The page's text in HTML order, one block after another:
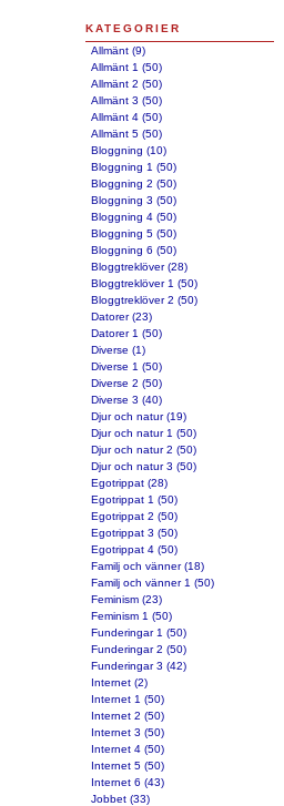
KATEGORIER
Allmänt (9)
Allmänt 1 (50)
Allmänt 2 (50)
Allmänt 3 (50)
Allmänt 4 (50)
Allmänt 5 (50)
Bloggning (10)
Bloggning 1 (50)
Bloggning 2 (50)
Bloggning 3 (50)
Bloggning 4 (50)
Bloggning 5 (50)
Bloggning 6 (50)
Bloggtreklöver (28)
Bloggtreklöver 1 (50)
Bloggtreklöver 2 (50)
Datorer (23)
Datorer 1 (50)
Diverse (1)
Diverse 1 (50)
Diverse 2 (50)
Diverse 3 (40)
Djur och natur (19)
Djur och natur 1 (50)
Djur och natur 2 (50)
Djur och natur 3 (50)
Egotrippat (28)
Egotrippat 1 (50)
Egotrippat 2 (50)
Egotrippat 3 (50)
Egotrippat 4 (50)
Familj och vänner (18)
Familj och vänner 1 (50)
Feminism (23)
Feminism 1 (50)
Funderingar 1 (50)
Funderingar 2 (50)
Funderingar 3 (42)
Internet (2)
Internet 1 (50)
Internet 2 (50)
Internet 3 (50)
Internet 4 (50)
Internet 5 (50)
Internet 6 (43)
Jobbet (33)